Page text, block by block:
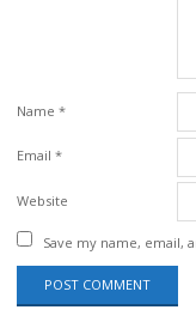
Name *
Email *
Website
Save my name, email,